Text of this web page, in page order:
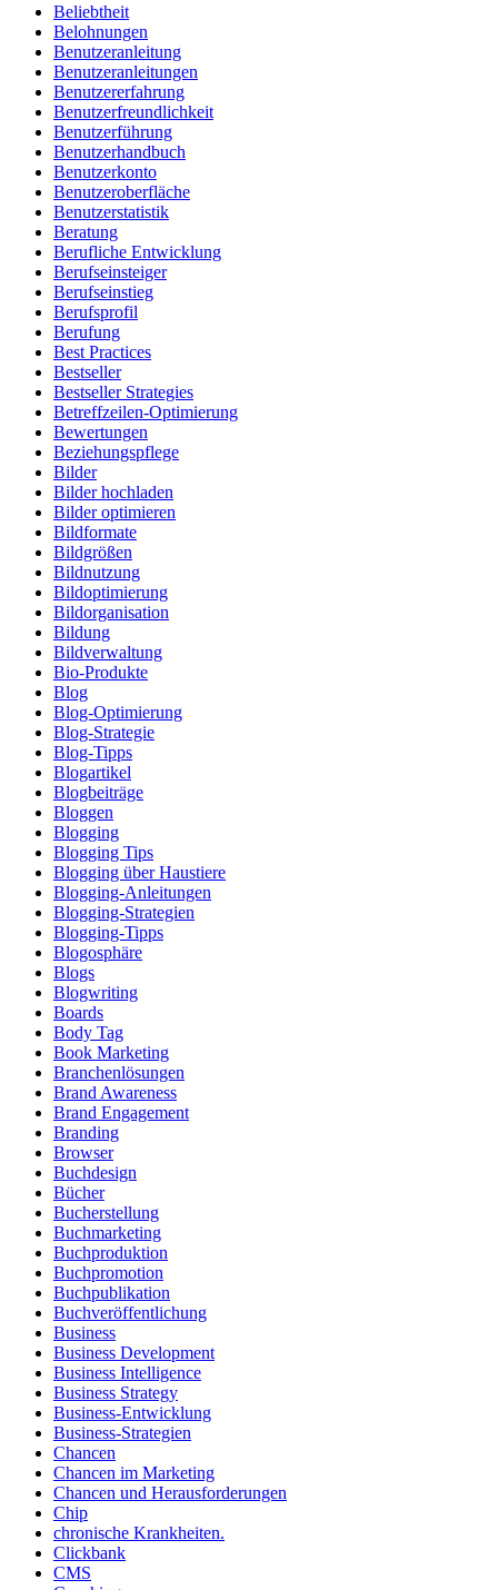
Beliebtheit
Belohnungen
Benutzeranleitung
Benutzeranleitungen
Benutzererfahrung
Benutzerfreundlichkeit
Benutzerführung
Benutzerhandbuch
Benutzerkonto
Benutzeroberfläche
Benutzerstatistik
Beratung
Berufliche Entwicklung
Berufseinsteiger
Berufseinstieg
Berufsprofil
Berufung
Best Practices
Bestseller
Bestseller Strategies
Betreffzeilen-Optimierung
Bewertungen
Beziehungspflege
Bilder
Bilder hochladen
Bilder optimieren
Bildformate
Bildgrößen
Bildnutzung
Bildoptimierung
Bildorganisation
Bildung
Bildverwaltung
Bio-Produkte
Blog
Blog-Optimierung
Blog-Strategie
Blog-Tipps
Blogartikel
Blogbeiträge
Bloggen
Blogging
Blogging Tips
Blogging über Haustiere
Blogging-Anleitungen
Blogging-Strategien
Blogging-Tipps
Blogosphäre
Blogs
Blogwriting
Boards
Body Tag
Book Marketing
Branchenlösungen
Brand Awareness
Brand Engagement
Branding
Browser
Buchdesign
Bücher
Bucherstellung
Buchmarketing
Buchproduktion
Buchpromotion
Buchpublikation
Buchveröffentlichung
Business
Business Development
Business Intelligence
Business Strategy
Business-Entwicklung
Business-Strategien
Chancen
Chancen im Marketing
Chancen und Herausforderungen
Chip
chronische Krankheiten.
Clickbank
CMS